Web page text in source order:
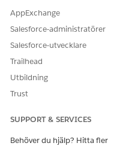
AppExchange
Salesforce-administratörer
Salesforce-utvecklare
Trailhead
Utbildning
Trust
SUPPORT & SERVICES
Behöver du hjälp? Hitta fler